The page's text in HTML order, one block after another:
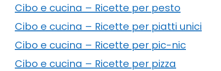
Cibo e cucina – Ricette per pesto
Cibo e cucina – Ricette per piatti unici
Cibo e cucina – Ricette per pic-nic
Cibo e cucina – Ricette per pizza